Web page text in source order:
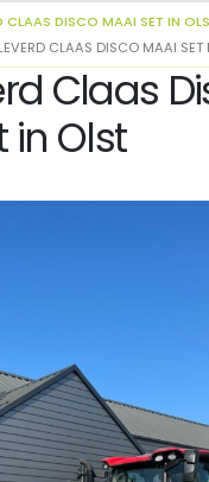
CLAAS DISCO MAAI SET IN
CLAAS DISCO MAAI SET
Claas
in Olst